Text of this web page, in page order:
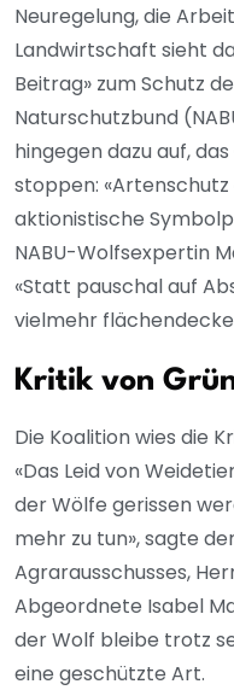
Neuregelung, die
Landwirtschaft sieht
Beitrag» zum Schutz
Naturschutzbund
hingegen dazu auf,
stoppen:
aktionistische
NABU-Wolfsexpertin
«Statt pauschal auf
vielmehr
Kritik von
Die Koalition wies die
«Das Leid von
der Wölfe gerissen
mehr zu tun», sagte
Agrarausschusses,
Abgeordnete Isabel
der Wolf bleibe trotz
eine geschützte Art.